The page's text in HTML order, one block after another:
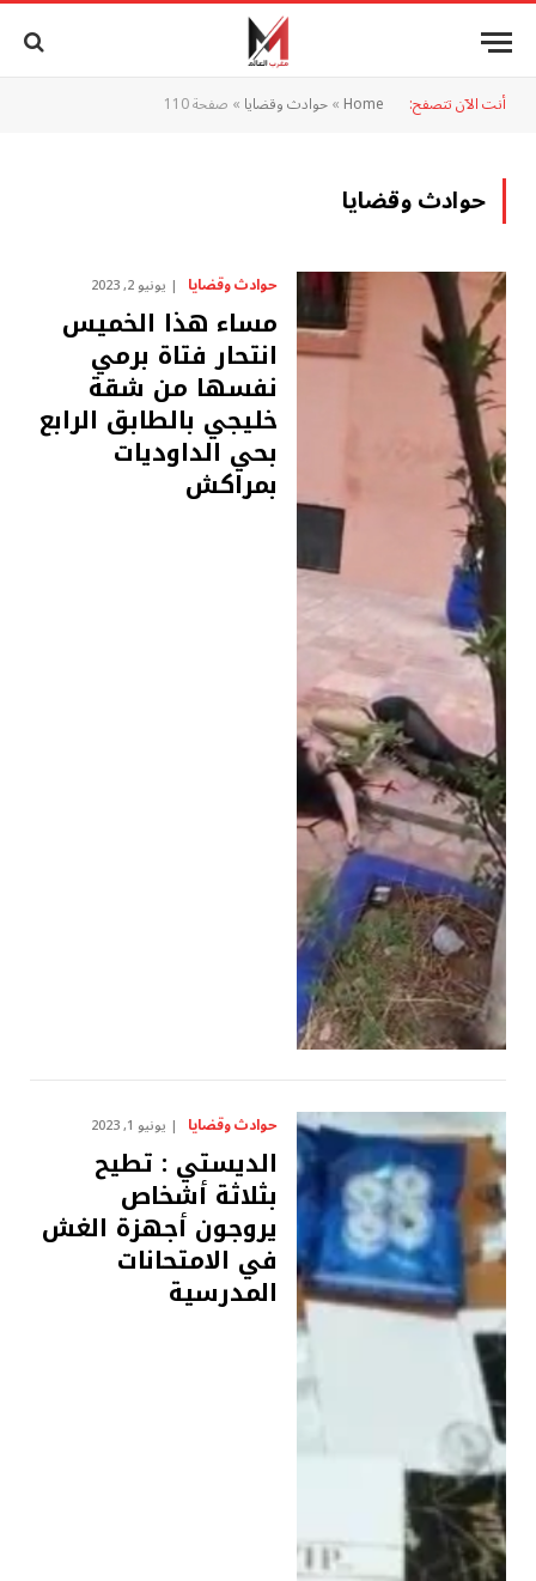
أنت الآن تتصفح: Home
»حوادث وقضايا » صفحة 110
حوادث وقضايا
حوادث وقضايا يونيو 2, 2023
مساء هذا الخميس
انتحار فتاة برمي
نفسها من شقة
خليجي بالطابق الرابع
بحي الداوديات
بمراكش
حوادث وقضايا يونيو 1, 2023
الديستي : تطيح
بثلاثة أشخاص
يروجون أجهزة الغش
في الامتحانات
المدرسية